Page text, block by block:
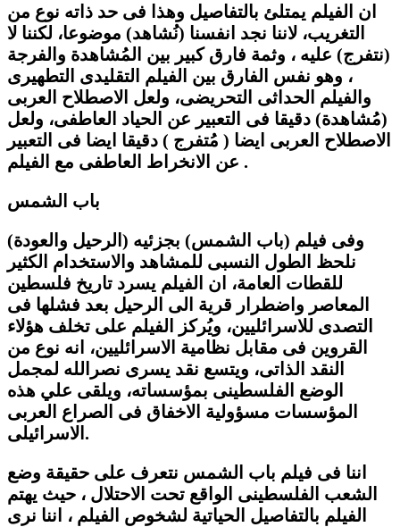
ان الفيلم يمتلئ بالتفاصيل وهذا فى حد ذاته نوع من
التغريب، لاننا نجد انفسنا (نُشاهد) موضوعا، لكننا لا
(نتفرج) عليه ، وثمة فارق كبير بين المُشاهدة والفرجة
، وهو نفس الفارق بين الفيلم التقليدى التطهيرى
والفيلم الحداثى التحريضى، ولعل الاصطلاح العربى
(مُشاهدة) دقيقا فى التعبير عن الحياد العاطفى، ولعل
الاصطلاح العربى ايضا ( مُتفرج ) دقيقا ايضا فى التعبير
عن الانخراط العاطفى مع الفيلم .
باب الشمس
وفى فيلم (باب الشمس) بجزئيه (الرحيل والعودة)
نلحظ الطول النسبى للمشاهد والاستخدام الكثير
للقطات العامة، ان الفيلم يسرد تاريخ فلسطين
المعاصر واضطرار قرية الى الرحيل بعد فشلها فى
التصدى للاسرائليين، ويُركز الفيلم على تخلف هؤلاء
القروين فى مقابل نظامية الاسرائليين، انه نوع من
النقد الذاتى، ويتسع نقد يسرى نصرالله لمجمل
الوضع الفلسطينى بمؤسساته، ويلقى علي هذه
المؤسسات مسؤولية الاخفاق فى الصراع العربى
الاسرائيلى.
اننا فى فيلم باب الشمس نتعرف على حقيقة وضع
الشعب الفلسطينى الواقع تحت الاحتلال ، حيث يهتم
الفيلم بالتفاصيل الحياتية لشخوص الفيلم ، اننا نرى